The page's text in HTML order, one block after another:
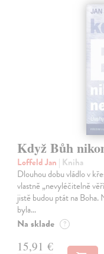
Když Bůh
Loffeld Jan | Kniha
Dlouhou dobu vládlo v
vlastně „nevyléčitelně
jistě budou ptát na
byla…
Na sklade ?
15,91 €